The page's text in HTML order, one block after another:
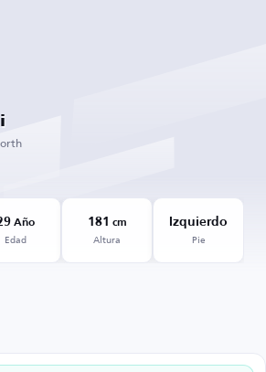
Año
Edad
181 cm
Altura
Izquierdo
Pie